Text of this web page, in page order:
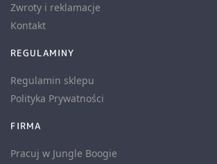
Zwroty i reklamacje
Kontakt
REGULAMINY
Regulamin sklepu
Polityka Prywatności
FIRMA
Pracuj w Jungle Boogie